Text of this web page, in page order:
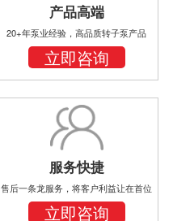
产品高端
20+年泵业经验，高品质转子泵产品
立即咨询
服务快捷
售后一条龙服务，将客户利益让在首位
立即咨询